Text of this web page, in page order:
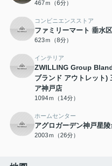
467ｍ（6分）
コンビニエンスストア
ファミリーマート 垂水
623ｍ（8分）
インテリア
ZWILLING Group
ブランド アウトレット)
ア神戸店
1094ｍ（14分）
ホームセンター
アグロガーデン神戸星
2003ｍ（26分）